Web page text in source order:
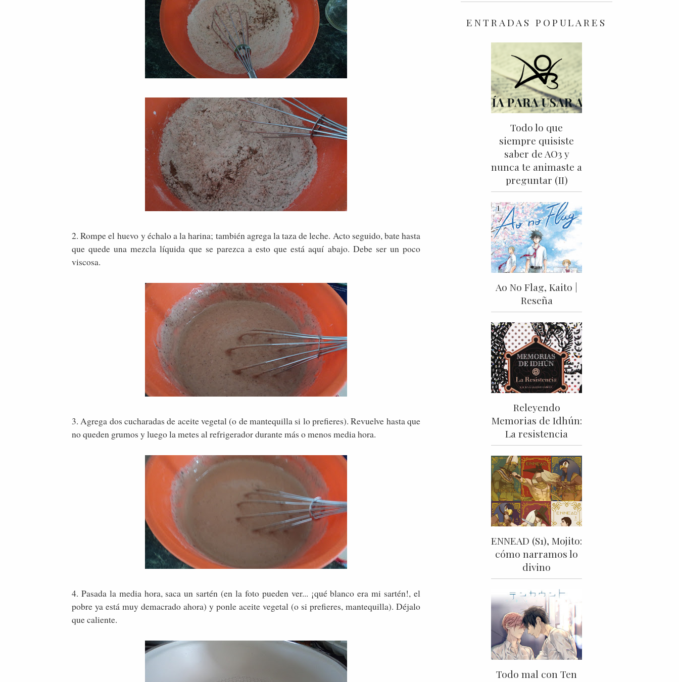
2. Rompe el huevo y échalo a la harina; también agrega la taza de leche. Acto seguido, bate hasta
que quede una mezcla líquida que se parezca a esto que está aquí abajo. Debe ser un poco
viscosa.
3. Agrega dos cucharadas de aceite vegetal (o de mantequilla si lo prefieres). Revuelve hasta que
no queden grumos y luego la metes al refrigerador durante más o menos media hora.
4. Pasada la media hora, saca un sartén (en la foto pueden ver... ¡qué blanco era mi sartén!, el
pobre ya está muy demacrado ahora) y ponle aceite vegetal (o si prefieres, mantequilla). Déjalo
que caliente.
ENTRADAS POPULARES
Todo lo que
siempre quisiste
saber de AO3 y
nunca te animaste a
preguntar (II)
Ao No Flag, Kaito |
Reseña
Releyendo
Memorias de Idhún:
La resistencia
ENNEAD (S1), Mojito:
cómo narramos lo
divino
Todo mal con Ten